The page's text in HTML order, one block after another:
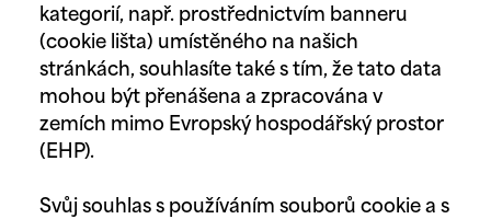
kategorií, např. prostřednictvím banneru
(cookie lišta) umístěného na našich
stránkách, souhlasíte také s tím, že tato data
mohou být přenášena a zpracována v
zemích mimo Evropský hospodářský prostor
(EHP).
Svůj souhlas s používáním souborů cookie a s